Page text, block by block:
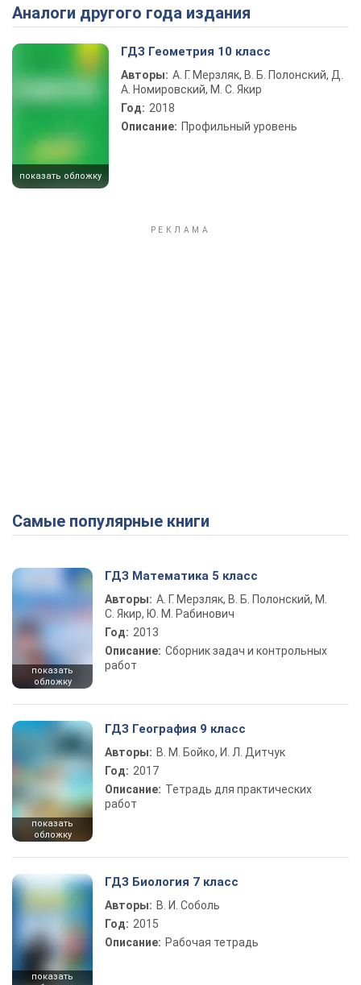
Play Video
Аналоги другого года издания
показать обложку
ГДЗ Геометрия 10 класс
Авторы: А. Г. Мерзляк, В. Б. Полонский, Д.
А. Номировский, М. С. Якир
Год: 2018
Описание: Профильный уровень
Самые популярные книги
показать
обложку
ГДЗ Математика 5 класс
Авторы: А. Г. Мерзляк, В. Б. Полонский, М.
С. Якир, Ю. М. Рабинович
Год: 2013
Описание: Сборник задач и контрольных
работ
показать
обложку
ГДЗ География 9 класс
Авторы: В. М. Бойко, И. Л. Дитчук
Год: 2017
Описание: Тетрадь для практических
работ
показать
ГДЗ Биология 7 класс
Авторы: В. И. Соболь
Год: 2015
Описание: Рабочая тетрадь